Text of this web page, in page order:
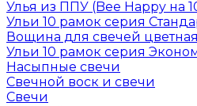
Улья из ППУ (Bee Happy на
Ульи 10 рамок серия
Вощина для свечей цветная
Ульи 10 рамок серия
Насыпные свечи
Свечной воск и свечи
Свечи